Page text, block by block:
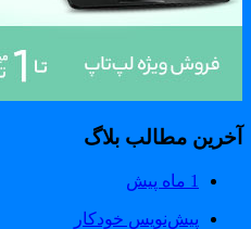
آخرین مطالب بلاگ
1 ماه پیش
پیش‌نویس خودکار